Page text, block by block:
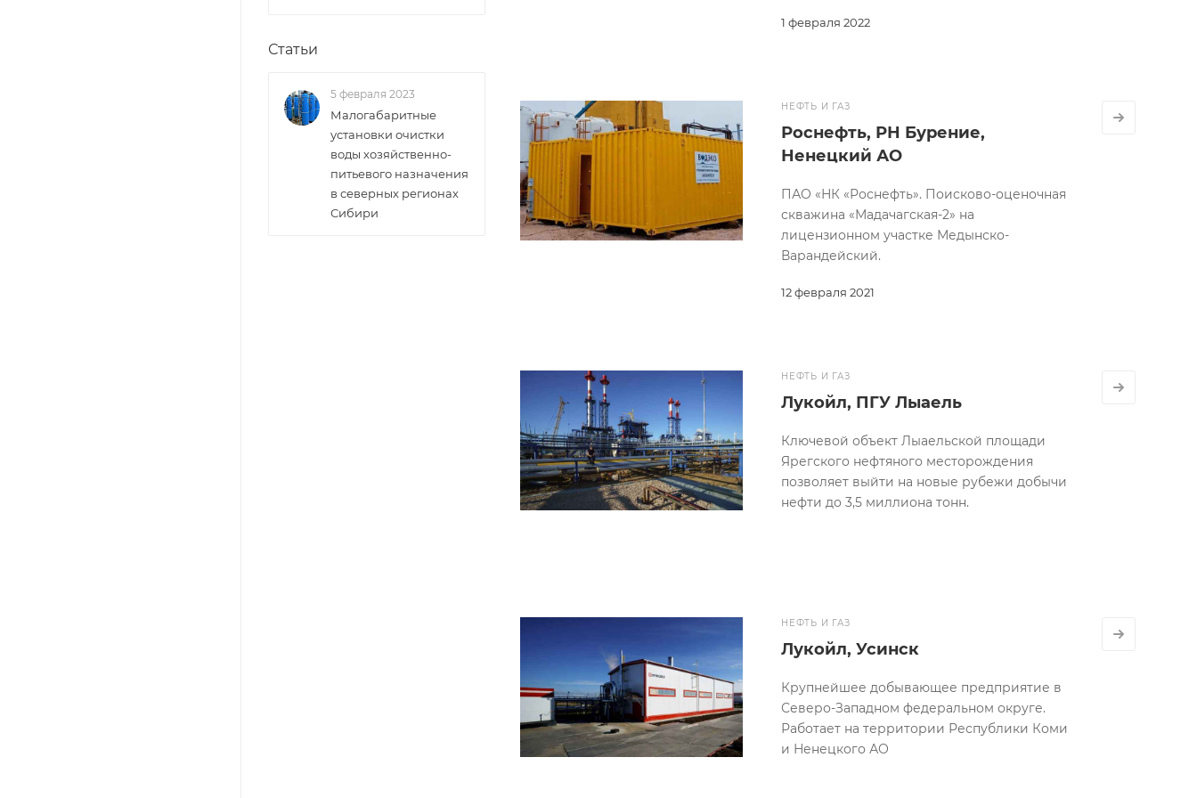
1 февраля 2022
НЕФТЬ И ГАЗ
12 февраля 2021
Роснефть, РН Бурение,
Ненецкий АО
ПАО «НК «Роснефть». Поисково-оценочная
скважина «Мадачагская-2» на
лицензионном участке Медынско-
Варандейский.
НЕФТЬ И ГАЗ
Лукойл, ПГУ Лыаель
Ключевой объект Лыаельской площади
Ярегского нефтяного месторождения
позволяет выйти на новые рубежи добычи
нефти до 3,5 миллиона тонн.
НЕФТЬ И ГАЗ
Лукойл, Усинск
Крупнейшее добывающее предприятие в
Северо-Западном федеральном округе.
Работает на территории Республики Коми
и Ненецкого АО
Статьи
5 февраля 2023
Малогабаритные
установки очистки
воды хозяйственно-
питьевого назначения
в северных регионах
Сибири